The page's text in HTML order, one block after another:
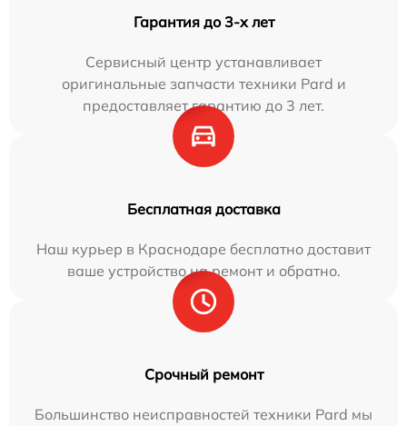
Гарантия до 3-х лет
Сервисный центр устанавливает
оригинальные запчасти техники Pard и
предоставляет гарантию до 3 лет.
Бесплатная доставка
Наш курьер в Краснодаре бесплатно доставит
ваше устройство на ремонт и обратно.
Срочный ремонт
Большинство неисправностей техники Pard мы